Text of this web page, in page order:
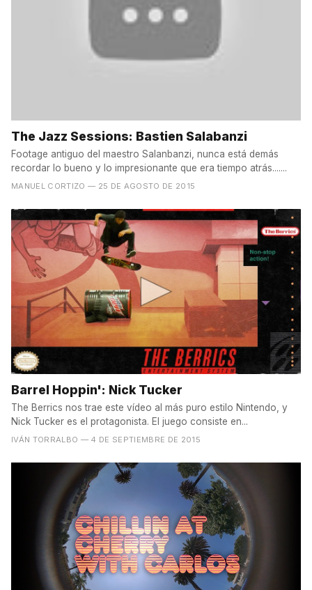
The Jazz Sessions: Bastien Salabanzi
Footage antiguo del maestro Salanbanzi, nunca está demás
recordar lo bueno y lo impresionante que era tiempo atrás.......
MANUEL CORTIZO — 25 DE AGOSTO DE 2015
Barrel Hoppin': Nick Tucker
The Berrics nos trae este vídeo al más puro estilo Nintendo, y
Nick Tucker es el protagonista. El juego consiste en...
IVÁN TORRALBO — 4 DE SEPTIEMBRE DE 2015